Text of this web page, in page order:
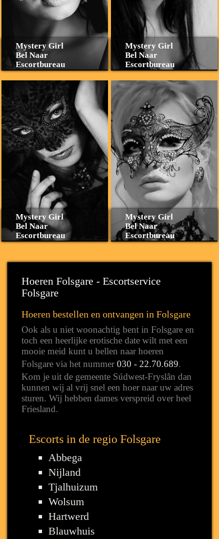
Mystery Girl
Bel Naar
Escortbureau
Mystery Girl
Bel Naar
Escortbureau
Mystery Girl
Bel Naar
Escortbureau
Mystery Girl
Bel Naar
Escortbureau
Hoeren Folsgare - Escortservice
Folsgare
Hoeren bestellen en ontvangen in Folsgare
Ook als u niet woonachtig bent in Folsgare en
toch een heerlijke erotische date wilt met een
mooie meid kunt u bellen naar hoeren
Folsgare via het nummer 030 - 22.70.689.
Kom je uit de gemeente Súdwest-Fryslân dan
kunnen wij al vrij snel een hoer naar uw adres
sturen. Wij hebben dames verspreid over heel
Friesland.
Escorts in de regio Folsgare
Abbega
Nijland
Tjalhuizum
Wolsum
Hartwerd
Blauwhuis